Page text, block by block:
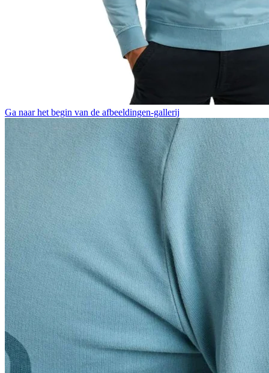
Ga naar het begin van de afbeeldingen-gallerij